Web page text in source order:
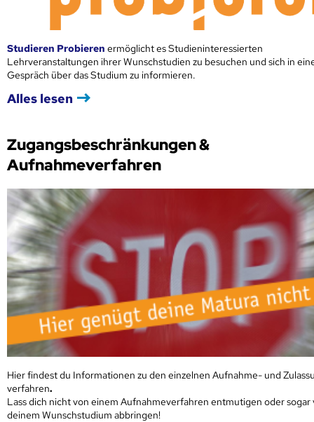
Studieren Probieren ermöglicht es Studieninteressierten
Lehrveranstaltungen ihrer Wunschstudien zu besuchen und sich in
Gespräch über das Studium zu informieren.
Alles lesen
Zugangsbeschränkungen &
Aufnahmeverfahren
Hier findest du Informationen zu den einzelnen Aufnahme- und
verfahren.
Lass dich nicht von einem Aufnahmeverfahren entmutigen oder sogar
deinem Wunschstudium abbringen!